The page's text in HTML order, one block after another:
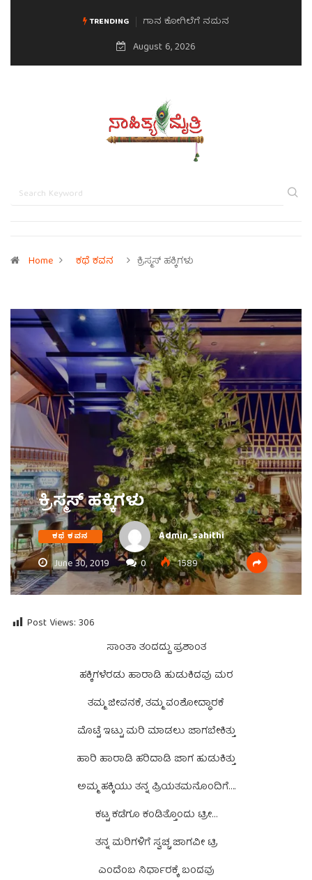
TRENDING ಗಾನ ಕೋಗಿಲೆಗೆ ನಮನ ಮನಸಿನ ಸವಿಭಾವ
August 6, 2026
Home ಕಥೆ ಕವನ ಕ್ರಿಸ್ಮಸ್ ಹಕ್ಕಿಗಳು
ಕ್ರಿಸ್ಮಸ್ ಹಕ್ಕಿಗಳು
ಕಥೆ ಕವನ
Admin_sahithi
June 30, 2019
0 1589
Post Views: 306
ಸಾಂತಾ ತಂದದ್ದು ಪ್ರಶಾಂತ
ಹಕ್ಕಿಗಳೆರಡು ಹಾರಾಡಿ ಹುಡುಕಿದವು ಮರ
ತಮ್ಮ ಜೀವನಕೆ, ತಮ್ಮ ವಂಶೋದ್ಧಾರಕೆ
ಮೊಟ್ಟೆ ಇಟ್ಟು ಮರಿ ಮಾಡಲು ಜಾಗಬೇಕಿತ್ತು
ಹಾರಿ ಹಾರಾಡಿ ಹರಿದಾಡಿ ಜಾಗ ಹುಡುಕಿತ್ತು
ಅಮ್ಮ ಹಕ್ಕಿಯು ತನ್ನ ಪ್ರಿಯತಮನೊಂದಿಗೆ….
ಕಟ್ಟ ಕಡೆಗೂ ಕಂಡಿತ್ತೊಂದು ಟ್ರೀ…
ತನ್ನ ಮರಿಗಳಿಗೆ ಸ್ವಚ್ಚ ಜಾಗವೀ ಟ್ರಿ
ಎಂದೆಂಬ ನಿರ್ಧಾರಕ್ಕೆ ಬಂದವು